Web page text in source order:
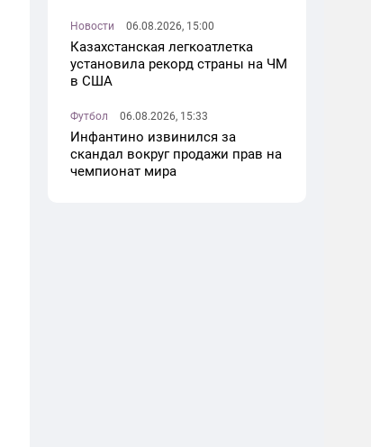
Новости 06.08.2026, 15:00
Казахстанская легкоатлетка
установила рекорд страны на ЧМ
в США
Футбол 06.08.2026, 15:33
Инфантино извинился за
скандал вокруг продажи прав на
чемпионат мира